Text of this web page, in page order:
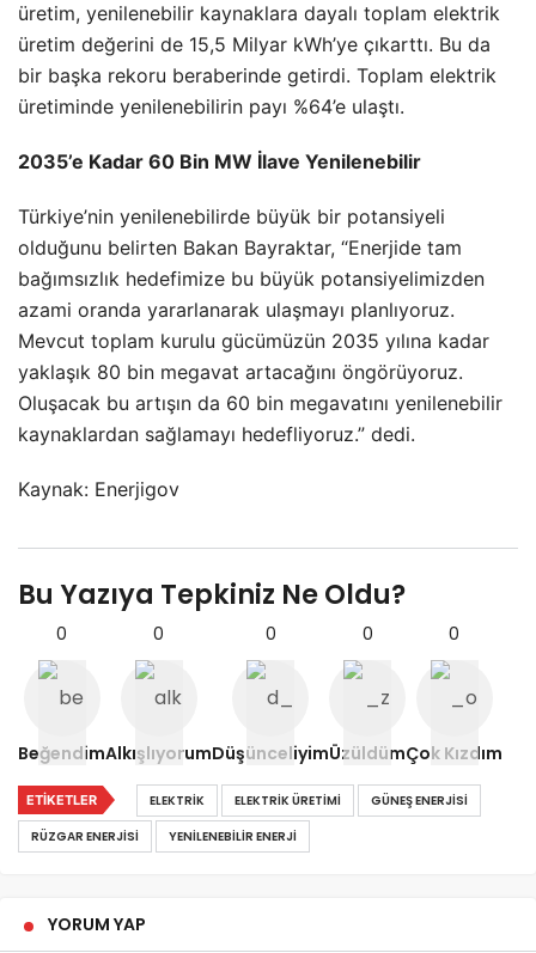
üretim, yenilenebilir kaynaklara dayalı toplam elektrik
üretim değerini de 15,5 Milyar kWh’ye çıkarttı. Bu da
bir başka rekoru beraberinde getirdi. Toplam elektrik
üretiminde yenilenebilirin payı %64’e ulaştı.
2035’e Kadar 60 Bin MW İlave Yenilenebilir
Türkiye’nin yenilenebilirde büyük bir potansiyeli
olduğunu belirten Bakan Bayraktar, “Enerjide tam
bağımsızlık hedefimize bu büyük potansiyelimizden
azami oranda yararlanarak ulaşmayı planlıyoruz.
Mevcut toplam kurulu gücümüzün 2035 yılına kadar
yaklaşık 80 bin megavat artacağını öngörüyoruz.
Oluşacak bu artışın da 60 bin megavatını yenilenebilir
kaynaklardan sağlamayı hedefliyoruz.” dedi.
Kaynak: Enerjigov
Bu Yazıya Tepkiniz Ne Oldu?
0
Beğendim
0
Alkışlıyorum
0
Düşünceliyim
0
Üzüldüm
0
Çok Kızdım
ETIKETLER ELEKTRIK ELEKTRIK ÜRETIMI
GÜNEŞ ENERJISI
RÜZGAR ENERJISI
YENILENEBILIR ENERJI
YORUM YAP